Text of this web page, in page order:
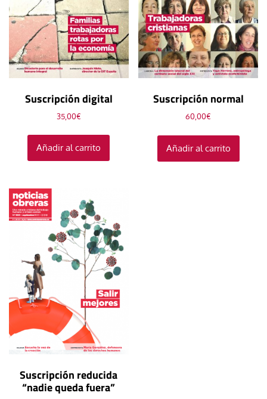
Suscripción digital
35,00€
Añadir al carrito
Suscripción normal
60,00€
Añadir al carrito
Suscripción reducida
“nadie queda fuera”